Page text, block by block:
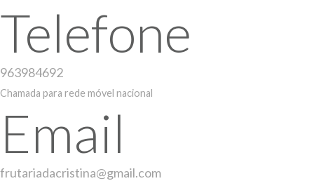
Telefone
963984692
Chamada para rede móvel nacional
Email
frutariadacristina@gmail.com